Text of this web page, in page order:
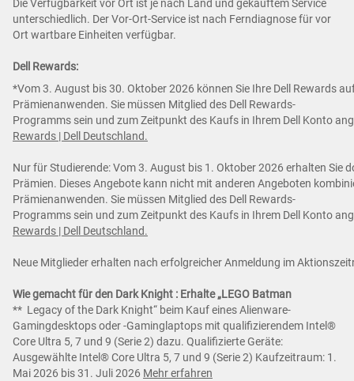
Die Verfügbarkeit vor Ort ist je nach Land und gekauftem Service
unterschiedlich. Der Vor-Ort-Service ist nach Ferndiagnose für vor
Ort wartbare Einheiten verfügbar.
Dell Rewards:
*Vom 3. August bis 30. Oktober 2026 können Sie Ihre Dell Rewards
Prämienanwenden. Sie müssen Mitglied des Dell Rewards-
Programms sein und zum Zeitpunkt des Kaufs in Ihrem Dell Konto
Rewards | Dell Deutschland.
Nur für Studierende: Vom 3. August bis 1. Oktober 2026 erhalten Sie
Prämien. Dieses Angebote kann nicht mit anderen Angeboten
Prämienanwenden. Sie müssen Mitglied des Dell Rewards-
Programms sein und zum Zeitpunkt des Kaufs in Ihrem Dell Konto
Rewards | Dell Deutschland.
Neue Mitglieder erhalten nach erfolgreicher Anmeldung im
Wie gemacht für den Dark Knight : Erhalte „LEGO Batman
** Legacy of the Dark Knight“ beim Kauf eines Alienware-
Gamingdesktops oder -Gaminglaptops mit qualifizierendem Intel®
Core Ultra 5, 7 und 9 (Serie 2) dazu. Qualifizierte Geräte:
Ausgewählte Intel® Core Ultra 5, 7 und 9 (Serie 2) Kaufzeitraum: 1.
Mai 2026 bis 31. Juli 2026 Mehr erfahren